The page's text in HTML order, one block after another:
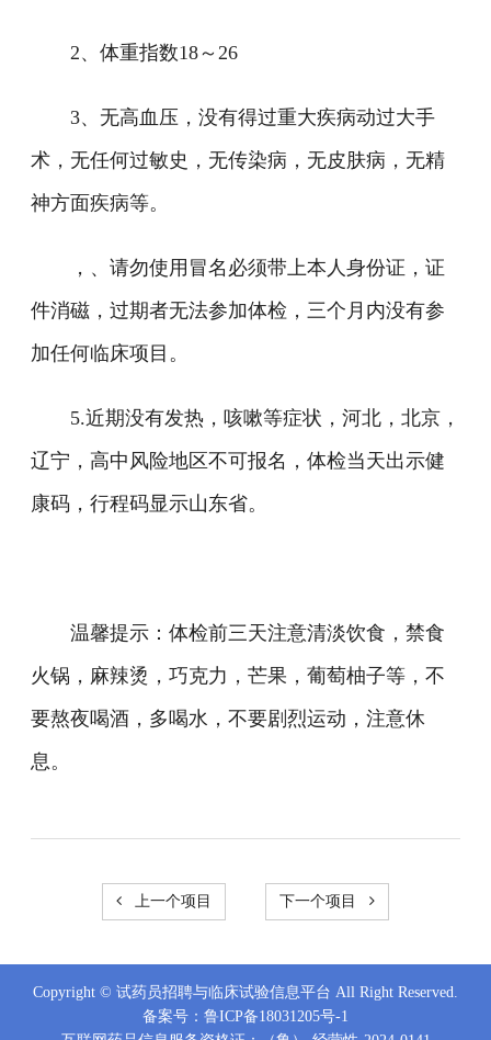
2、体重指数18～26
3、无高血压，没有得过重大疾病动过大手
术，无任何过敏史，无传染病，无皮肤病，无精
神方面疾病等。
，、请勿使用冒名必须带上本人身份证，证
件消磁，过期者无法参加体检，三个月内没有参
加任何临床项目。
5.近期没有发热，咳嗽等症状，河北，北京，
辽宁，高中风险地区不可报名，体检当天出示健
康码，行程码显示山东省。
温馨提示：体检前三天注意清淡饮食，禁食
火锅，麻辣烫，巧克力，芒果，葡萄柚子等，不
要熬夜喝酒，多喝水，不要剧烈运动，注意休
息。
上一个项目 下一个项目
Copyright © 试药员招聘与临床试验信息平台 All Right Reserved.
备案号： 鲁ICP备18031205号-1